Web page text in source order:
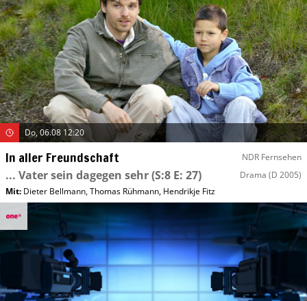
Do, 06.08 12:20
In aller Freundschaft NDR Fernsehen
... Vater sein dagegen sehr(S:8 E: 27) Drama (D 2005)
Mit: Dieter Bellmann,Thomas Rühmann, Hendrikje Fitz